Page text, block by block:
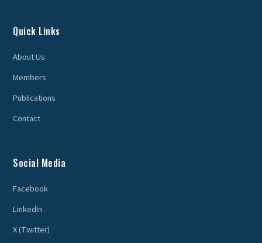
Quick Links
About Us
Members
Publications
Contact
Social Media
Facebook
LinkedIn
X (Twitter)